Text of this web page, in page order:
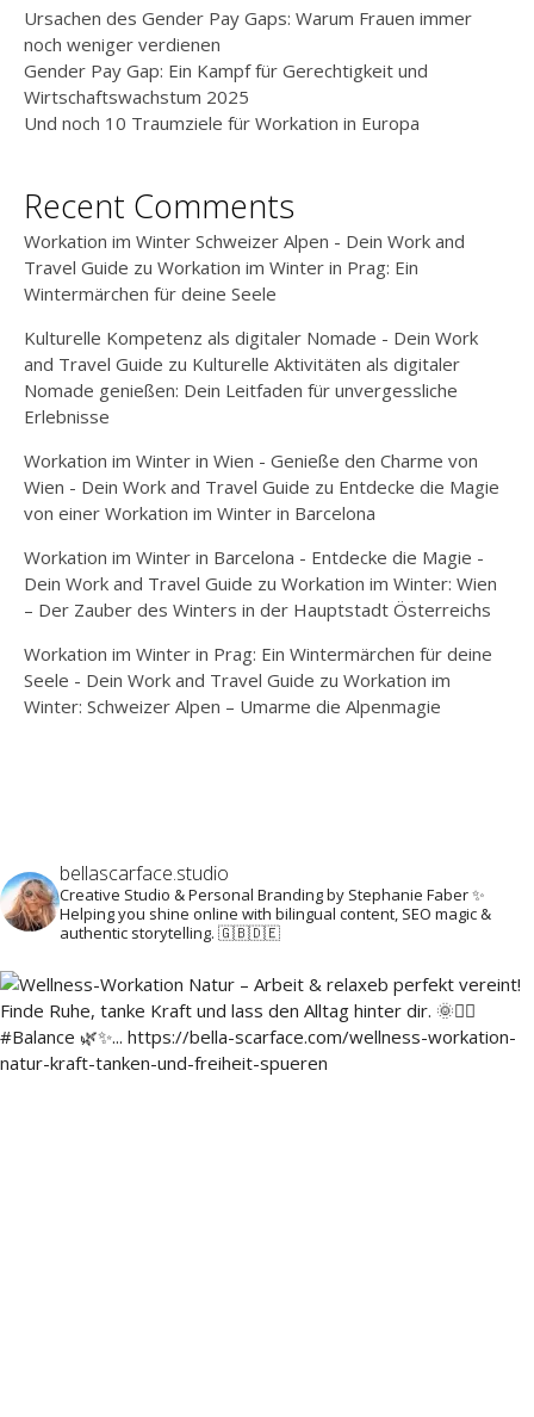
Ursachen des Gender Pay Gaps: Warum Frauen immer
noch weniger verdienen
Gender Pay Gap: Ein Kampf für Gerechtigkeit und
Wirtschaftswachstum 2025
Und noch 10 Traumziele für Workation in Europa
Recent Comments
Workation im Winter Schweizer Alpen - Dein Work and
Travel Guide zu Workation im Winter in Prag: Ein
Wintermärchen für deine Seele
Kulturelle Kompetenz als digitaler Nomade - Dein Work
and Travel Guide zu Kulturelle Aktivitäten als digitaler
Nomade genießen: Dein Leitfaden für unvergessliche
Erlebnisse
Workation im Winter in Wien - Genieße den Charme von
Wien - Dein Work and Travel Guide zu Entdecke die Magie
von einer Workation im Winter in Barcelona
Workation im Winter in Barcelona - Entdecke die Magie -
Dein Work and Travel Guide zu Workation im Winter: Wien
– Der Zauber des Winters in der Hauptstadt Österreichs
Workation im Winter in Prag: Ein Wintermärchen für deine
Seele - Dein Work and Travel Guide zu Workation im
Winter: Schweizer Alpen – Umarme die Alpenmagie
bellascarface.studio
Creative Studio & Personal Branding by Stephanie Faber ✨
Helping you shine online with bilingual content, SEO magic &
authentic storytelling. 🇬🇧🇩🇪